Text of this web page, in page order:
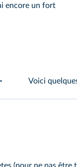
encore un fort
Voici